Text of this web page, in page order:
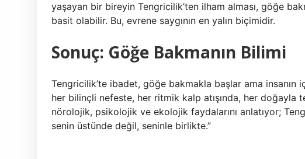
yaşayan bir bireyin Tengricilik’ten ilham alması, göğe
basit olabilir. Bu, evrene saygının en yalın biçimidir.
Sonuç: Göğe Bakmanın Bilimi
Tengricilik’te ibadet, göğe bakmakla başlar ama insanın
her bilinçli nefeste, her ritmik kalp atışında, her doğayla
nörolojik, psikolojik ve ekolojik faydalarını anlatıyor;
senin üstünde değil, seninle birlikte.”